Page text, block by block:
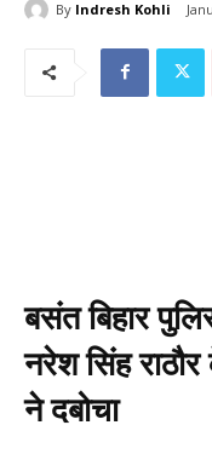
By Indresh Kohli
बसंत बिहार
नरेश सिंह
ने दबोचा